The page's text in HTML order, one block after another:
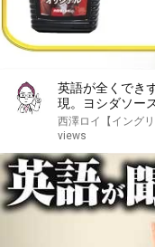
英語が全くでき
現。ヨシダソー
イの頑張らない
西澤ロイ【イング
views